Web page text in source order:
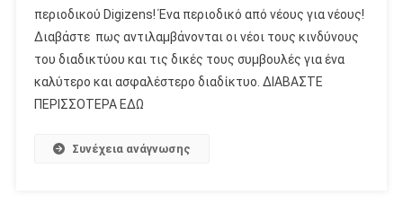
περιοδικού Digizens! Ένα περιοδικό από νέους για νέους!
Διαβάστε πως αντιλαμβάνονται οι νέοι τους κινδύνους
του διαδικτύου και τις δικές τους συμβουλές για ένα
καλύτερο και ασφαλέστερο διαδίκτυο. ΔΙΑΒΑΣΤΕ
ΠΕΡΙΣΣΟΤΕΡΑ ΕΔΩ
Συνέχεια ανάγνωσης